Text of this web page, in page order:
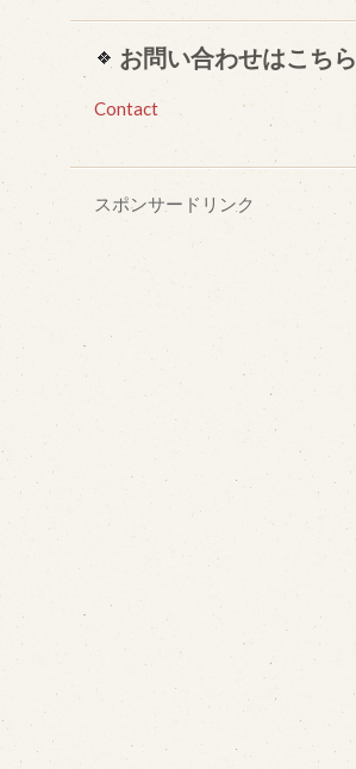
お問い合わせはこちら
Contact
スポンサードリンク